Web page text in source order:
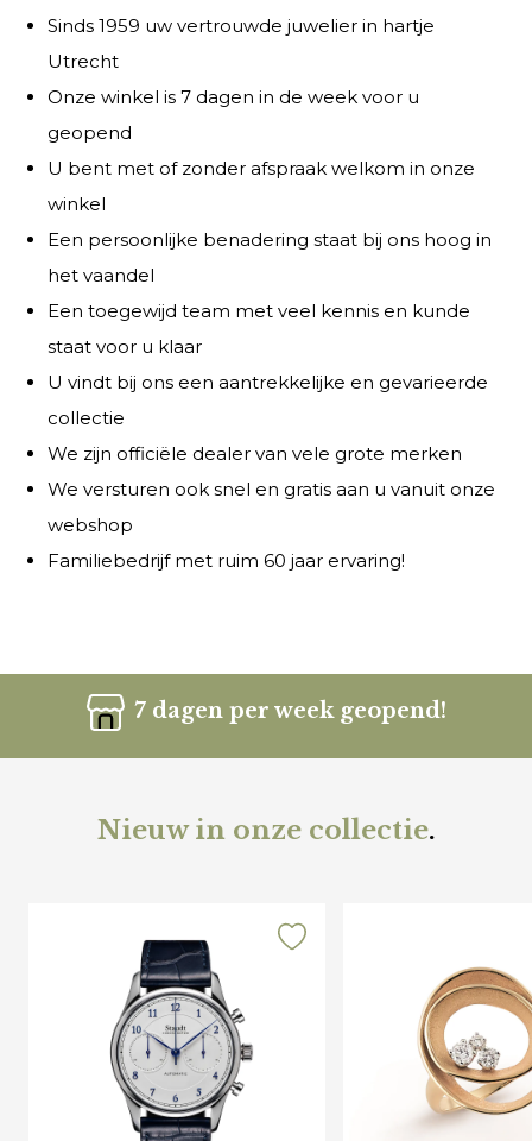
Sinds 1959 uw vertrouwde juwelier in hartje
Utrecht
Onze winkel is 7 dagen in de week voor u
geopend
U bent met of zonder afspraak welkom in onze
winkel
Een persoonlijke benadering staat bij ons hoog in
het vaandel
Een toegewijd team met veel kennis en kunde
staat voor u klaar
U vindt bij ons een aantrekkelijke en gevarieerde
collectie
We zijn officiële dealer van vele grote merken
We versturen ook snel en gratis aan u vanuit onze
webshop
Familiebedrijf met ruim 60 jaar ervaring!
7 dagen per week geopend!
Nieuw in onze collectie.